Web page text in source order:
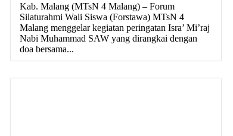
Kab. Malang (MTsN 4 Malang) – Forum
Silaturahmi Wali Siswa (Forstawa) MTsN 4
Malang menggelar kegiatan peringatan Isra’ Mi’raj
Nabi Muhammad SAW yang dirangkai dengan
doa bersama...